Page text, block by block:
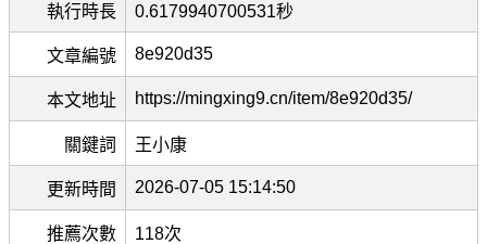
執行時長 0.6179940700531秒
文章編號 8e920d35
本文地址 https://mingxing9.cn/item/8e920d35/
關鍵詞 王小康
更新時間 2026-07-05 15:14:50
推薦次數 118次